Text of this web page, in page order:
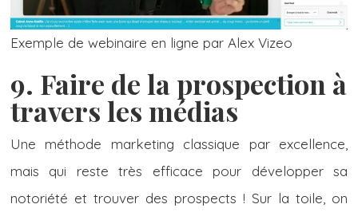
Exemple de webinaire en ligne par Alex Vizeo
9. Faire de la prospection à
travers les médias
Une méthode marketing classique par excellence,
mais qui reste très efficace pour développer sa
notoriété et trouver des prospects ! Sur la toile, on